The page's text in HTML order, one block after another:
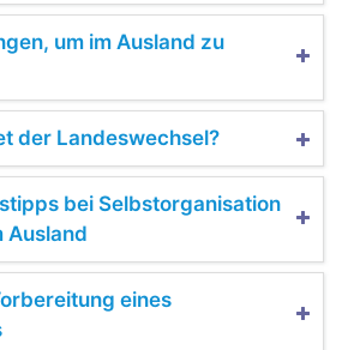
um im Ausland zu
der Landeswechsel?
bei Selbstorganisation
Ausland
eines